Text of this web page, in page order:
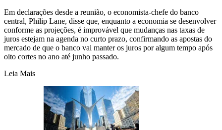
Em declarações desde a ‌reunião, o economista-chefe do banco
central, Philip Lane, disse que, enquanto a economia se desenvolver
conforme as projeções, é improvável ⁠que mudanças nas taxas de
juros estejam na agenda no ‌curto ‍prazo, confirmando as apostas do
mercado de que o banco vai manter os ‍juros por algum tempo após
oito cortes no ano até junho passado.
Leia Mais